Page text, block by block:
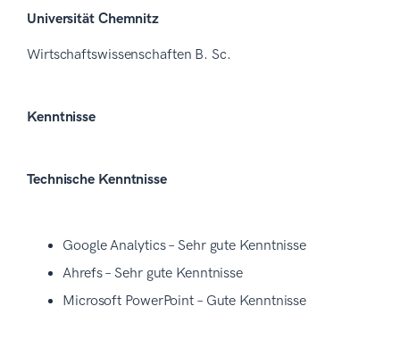
Universität Chemnitz
Wirtschaftswissenschaften B. Sc.
Kenntnisse
Technische Kenntnisse
Google Analytics – Sehr gute Kenntnisse
Ahrefs – Sehr gute Kenntnisse
Microsoft PowerPoint – Gute Kenntnisse